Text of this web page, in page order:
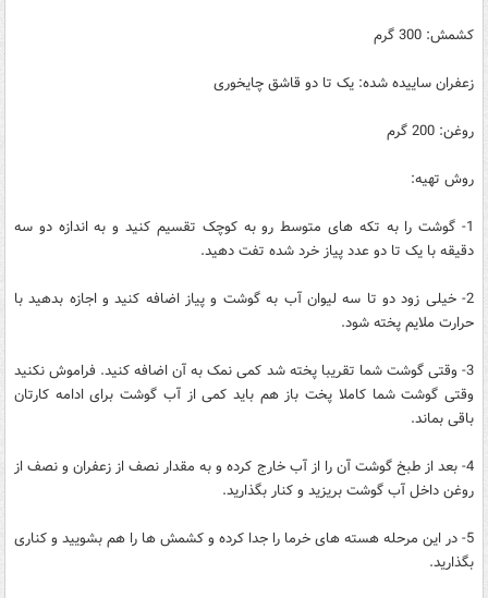
کشمش: 300 گرم
زعفران ساییده شده: یک تا دو قاشق چایخوری
روغن: 200 گرم
روش تهیه:
1- گوشت را به تکه های متوسط رو به کوچک تقسیم کنید و به اندازه دو سه
دقیقه با یک تا دو عدد پیاز خرد شده تفت دهید.
2- خیلی زود دو تا سه لیوان آب به گوشت و پیاز اضافه کنید و اجازه بدهید با
حرارت ملایم پخته شود.
3- وقتی گوشت شما تقریبا پخته شد کمی نمک به آن اضافه کنید. فراموش نکنید
وقتی گوشت شما کاملا پخت باز هم باید کمی از آب گوشت برای ادامه کارتان
باقی بماند.
4- بعد از طبخ گوشت آن را از آب خارج کرده و به مقدار نصف از زعفران و نصف از
روغن داخل آب گوشت بریزید و کنار بگذارید.
5- در این مرحله هسته های خرما را جدا کرده و کشمش ها را هم بشویید و کناری
بگذارید.